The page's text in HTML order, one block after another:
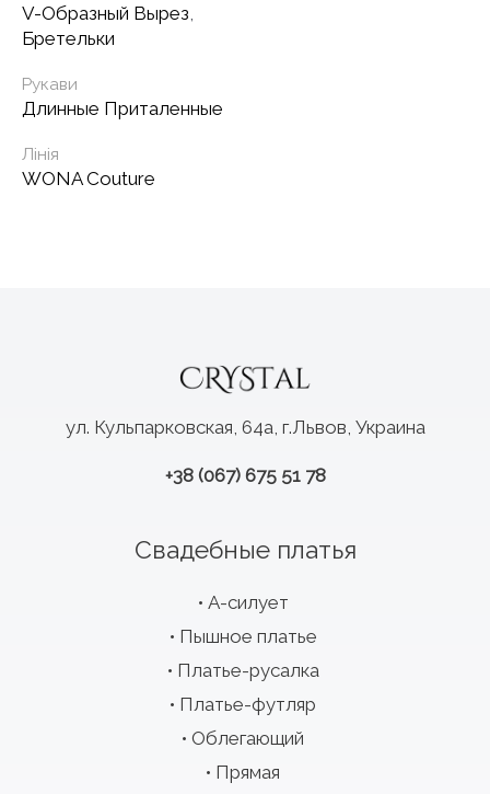
V-Образный Вырез
Бретельки
Рукави
Длинные Приталенные
Лінія
WONA Couture
ул. Кульпарковская, 64а, г.Львов, Украина
+38 (067) 675 51 78
Свадебные платья
А-силует
Пышное платье
Платье-русалка
Платье-футляр
Облегающий
Прямая